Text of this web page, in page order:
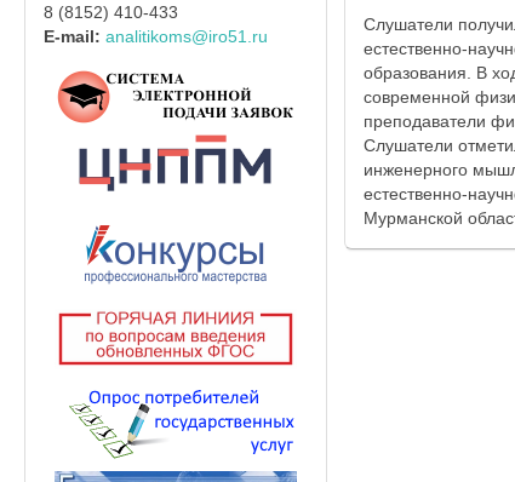
Слушатели
естественно-
образования. В
современной
преподаватели
Слушатели
инженерного
естественно-
Мурманской
8 (8152) 410-433
E-mail: analitikoms@iro51.ru